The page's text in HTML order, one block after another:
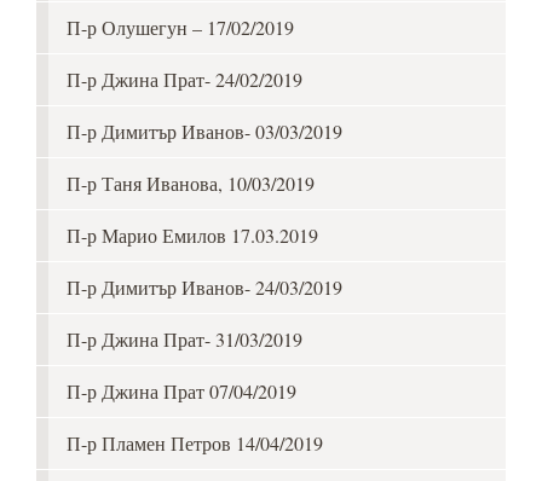
П-р Олушегун – 17/02/2019
П-р Джина Прат- 24/02/2019
П-р Димитър Иванов- 03/03/2019
П-р Таня Иванова, 10/03/2019
П-р Марио Емилов 17.03.2019
П-р Димитър Иванов- 24/03/2019
П-р Джина Прат- 31/03/2019
П-р Джина Прат 07/04/2019
П-р Пламен Петров 14/04/2019